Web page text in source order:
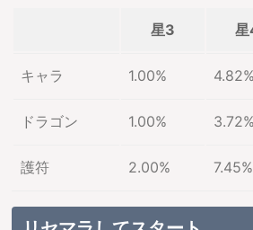
星3
キャラ 1.00% 4.82%
ドラゴン 1.00% 3.72%
護符 2.00% 7.45%